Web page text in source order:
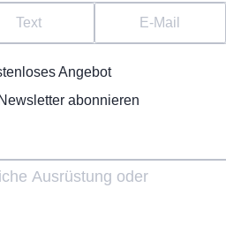
Text E-Mail
Angebot
abonnieren